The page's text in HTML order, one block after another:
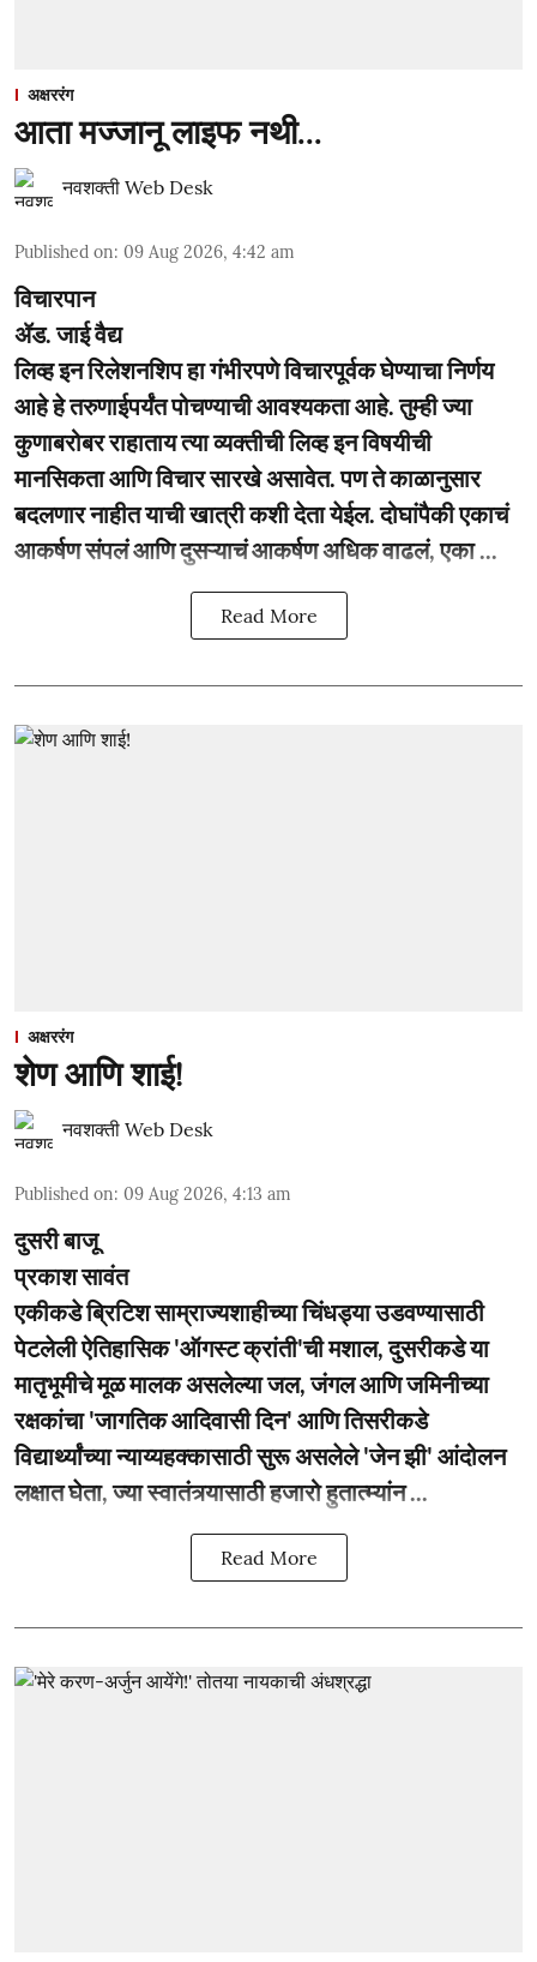
अक्षररंग
आता मज्जानू लाइफ नथी...
नवशक्ती Web Desk
Published on: 09 Aug 2026, 4:42 am
विचारपान
ॲड. जाई वैद्य
लिव्ह इन रिलेशनशिप हा गंभीरपणे विचारपूर्वक घेण्याचा निर्णय
आहे हे तरुणाईपर्यंत पोचण्याची आवश्यकता आहे. तुम्ही ज्या
कुणाबरोबर राहाताय त्या व्यक्तीची लिव्ह इन विषयीची
मानसिकता आणि विचार सारखे असावेत. पण ते काळानुसार
बदलणार नाहीत याची खात्री कशी देता येईल. दोघांपैकी एकाचं
आकर्षण संपलं आणि दुसऱ्याचं आकर्षण अधिक वाढलं, एका ...
Read More
अक्षररंग
शेण आणि शाई!
नवशक्ती Web Desk
Published on: 09 Aug 2026, 4:13 am
दुसरी बाजू
प्रकाश सावंत
एकीकडे ब्रिटिश साम्राज्यशाहीच्या चिंधड्या उडवण्यासाठी
पेटलेली ऐतिहासिक 'ऑगस्ट क्रांती'ची मशाल, दुसरीकडे या
मातृभूमीचे मूळ मालक असलेल्या जल, जंगल आणि जमिनीच्या
रक्षकांचा 'जागतिक आदिवासी दिन' आणि तिसरीकडे
विद्यार्थ्यांच्या न्याय्यहक्कासाठी सुरू असलेले 'जेन झी' आंदोलन
लक्षात घेता, ज्या स्वातंत्र्यासाठी हजारो हुतात्म्यांन ...
Read More